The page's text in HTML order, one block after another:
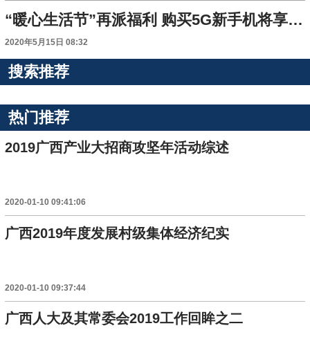
“暖心生活节”再派福利 购买5G新手机将享补贴优惠
2020年5月15日 08:32
搜索推荐
热门推荐
2019广西产业大招商攻坚年活动综述
2020-01-10 09:41:06
广西2019年度发展村级集体经济纪实
2020-01-10 09:37:44
广西人大及其常委会2019工作回眸之二